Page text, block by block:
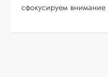
сфокусируем